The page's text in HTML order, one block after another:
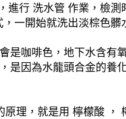
行 洗水管 作業，檢
一開始就洗出淡棕色
是咖啡色，地下水含
因為水龍頭合金的
理，就是用 檸檬酸